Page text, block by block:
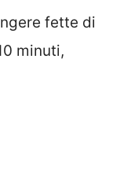
fette di
minuti,